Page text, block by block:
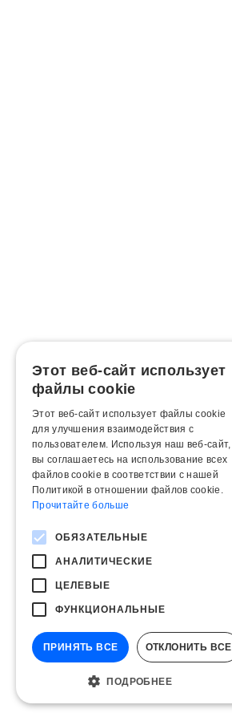
Этот веб-сайт использует
файлы cookie
Этот веб-сайт использует файлы cookie
для улучшения взаимодействия с
пользователем. Используя наш веб-сайт,
вы соглашаетесь на использование всех
файлов cookie в соответствии с нашей
Политикой в ​​отношении файлов cookie.
Прочитайте больше
ОБЯЗАТЕЛЬНЫЕ
АНАЛИТИЧЕСКИЕ
ЦЕЛЕВЫЕ
ФУНКЦИОНАЛЬНЫЕ
ПРИНЯТЬ ВСЕ ОТКЛОНИТЬ ВСЕ
ПОДРОБНЕЕ